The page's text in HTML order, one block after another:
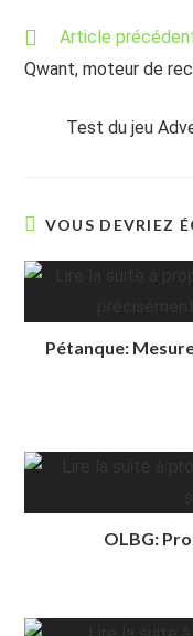
Read
articles
Article
Qwant, moteur de
Test du jeu
VOUS DEVRIEZ
Pétanque:
OLBG: